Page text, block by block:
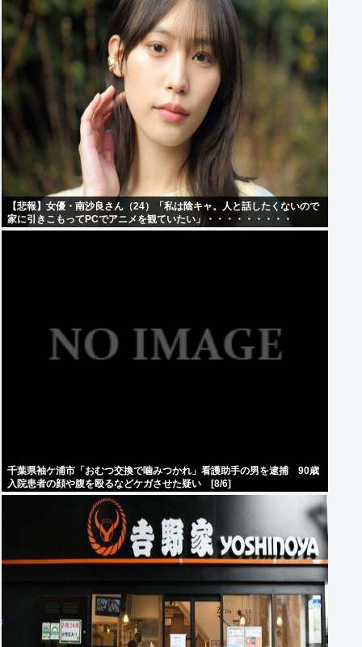
【悲報】女優・南沙良さん（24）「私は陰キャ。人と話したくないので
家に引きこもってPCでアニメを観ていたい」・・・・・・・・・
千葉県袖ケ浦市「おむつ交換で噛みつかれ」看護助手の男を逮捕 90歳
入院患者の顔や腹を殴るなどケガさせた疑い [8/6]